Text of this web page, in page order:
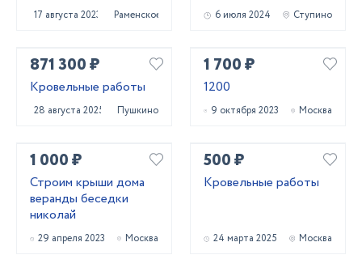
17 августа 2023 Раменское 6 июля 2024 Ступино
871 300 ₽
Кровельные работы
28 августа 2025 Пушкино
1 700 ₽
1200
9 октября 2023 Москва
1 000 ₽
Строим крыши дома
веранды беседки
николай
29 апреля 2023 Москва
500 ₽
Кровельные работы
24 марта 2025 Москва